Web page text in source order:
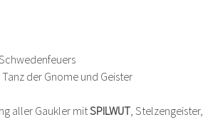
der Gnome und Geister
aller Gaukler mit SPILWUT, Stelzengeister,